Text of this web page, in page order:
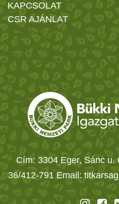
KAPCSOLAT
CSR AJÁNLAT
Cím: 3304 Eger, Sánc u.
36/412-791 Email: